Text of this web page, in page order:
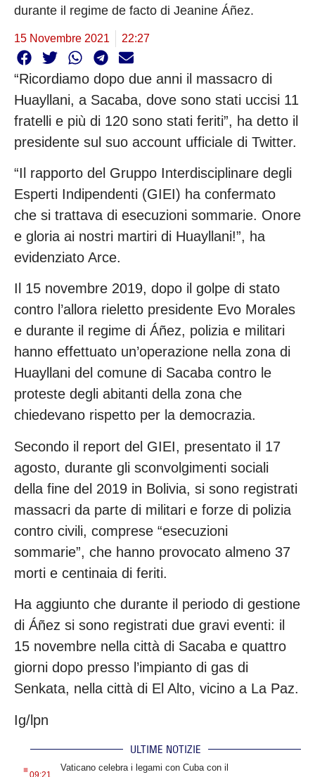
durante il regime de facto di Jeanine Áñez.
15 Novembre 2021 22:27
“Ricordiamo dopo due anni il massacro di
Huayllani, a Sacaba, dove sono stati uccisi 11
fratelli e più di 120 sono stati feriti”, ha detto il
presidente sul suo account ufficiale di Twitter.
“Il rapporto del Gruppo Interdisciplinare degli
Esperti Indipendenti (GIEI) ha confermato
che si trattava di esecuzioni sommarie. Onore
e gloria ai nostri martiri di Huayllani!”, ha
evidenziato Arce.
Il 15 novembre 2019, dopo il golpe di stato
contro l’allora rieletto presidente Evo Morales
e durante il regime di Áñez, polizia e militari
hanno effettuato un’operazione nella zona di
Huayllani del comune di Sacaba contro le
proteste degli abitanti della zona che
chiedevano rispetto per la democrazia.
Secondo il report del GIEI, presentato il 17
agosto, durante gli sconvolgimenti sociali
della fine del 2019 in Bolivia, si sono registrati
massacri da parte di militari e forze di polizia
contro civili, comprese “esecuzioni
sommarie”, che hanno provocato almeno 37
morti e centinaia di feriti.
Ha aggiunto che durante il periodo di gestione
di Áñez si sono registrati due gravi eventi: il
15 novembre nella città di Sacaba e quattro
giorni dopo presso l’impianto di gas di
Senkata, nella città di El Alto, vicino a La Paz.
Ig/lpn
ULTIME NOTIZIE
.09:21
Vaticano celebra i legami con Cuba con il